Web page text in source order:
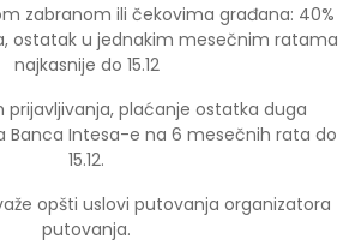
zabranom ili čekovima građana: 40%
ostatak u jednakim mesečnim ratama
najkasnije do 15.12
prijavljivanja, plaćanje ostatka duga
Banca Intesa-e na 6 mesečnih rata do
15.12.
opšti uslovi putovanja organizatora
putovanja.